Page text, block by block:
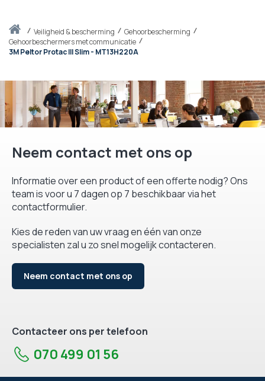
Thuisveiligheid & bescherming
Gehoorbescherming
Gehoorbeschermers met communicatie
3M Peltor Protac III Slim - MT13H220A
Neem contact met ons op
Informatie over een product of een offerte nodig? Ons
team is voor u 7 dagen op 7 beschikbaar via het
contactformulier.
Kies de reden van uw vraag en één van onze
specialisten zal u zo snel mogelijk contacteren.
Neem contact met ons op
Contacteer ons per telefoon
070 499 01 56